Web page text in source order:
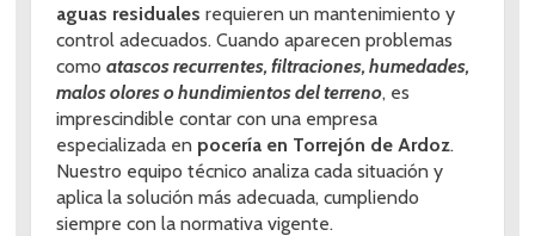
aguas residuales requieren un mantenimiento y
control adecuados. Cuando aparecen problemas
comoatascos recurrentes, filtraciones, humedades,
malos olores o hundimientos del terreno, es
imprescindible contar con una empresa
especializada en pocería en Torrejón de Ardoz.
Nuestro equipo técnico analiza cada situación y
aplica la solución más adecuada, cumpliendo
siempre con la normativa vigente.